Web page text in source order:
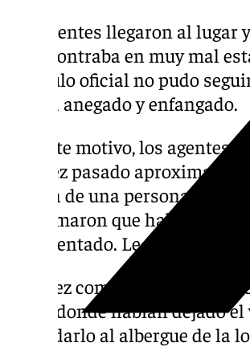
Los agentes llegaron al
se encontraba en muy mal
vehículo oficial no pudo
estaba anegado y enfangado.
Por este motivo, los
una vez pasado
silueta de una persona. Una
confirmaron que habían
desorientado. Le ofrecieron
Una vez comprobaron que
hasta donde habían dejado
trasladarlo al albergue de la